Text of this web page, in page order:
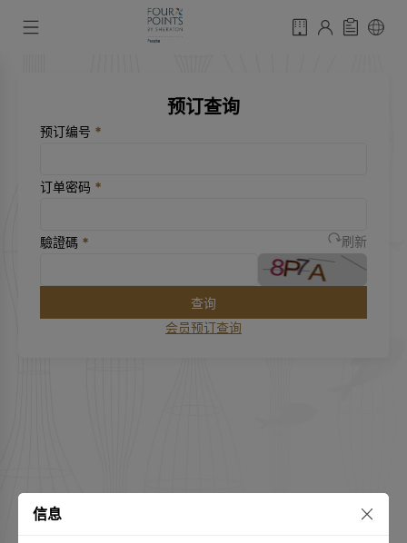
预订查询
预订编号 *
订单密码 *
驗證碼 * 刷新
查询
会员预订查询
信息